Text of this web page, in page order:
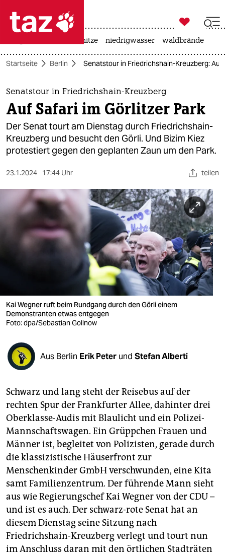
 taz zahl ich
taz zahl ich
themen
politik
öko
gesellschaft
sport
berlin
nord
verlag
verlag
shop
fragen & hilfe
unterstützen
abo
genossenschaft
epaper login

taz zahl ich
hitze niedrigwasser waldbrände
Startseite Berlin Senatstour in Friedrichshain-Kreuzberg: Auf
Senatstour in Friedrichshain-Kreuzberg
Auf Safari im Görlitzer Park
Der Senat tourt am Dienstag durch Friedrichshain-
Kreuzberg und besucht den Görli. Und Bizim Kiez
protestiert gegen den geplanten Zaun um den Park.
23.1.2024 17:44 Uhr teilen
​Kai Wegner ruft beim Rundgang durch den Görli einem
Demonstranten etwas entgegen
Foto: dpa/Sebastian Gollnow
Aus Berlin Erik Peter und Stefan Alberti
Schwarz und lang steht der Reisebus auf der
rechten Spur der Frankfurter Allee, dahinter drei
Oberklasse-Audis mit Blaulicht und ein Polizei-
Mannschaftswagen. Ein Grüppchen Frauen und
Männer ist, begleitet von Polizisten, gerade durch
die klassizistische Häuserfront zur
Menschenkinder GmbH verschwunden, eine Kita
samt Familienzentrum. Der führende Mann sieht
aus wie Regierungschef Kai Wegner von der CDU –
und ist es auch. Der schwarz-rote Senat hat an
diesem Dienstag seine Sitzung nach
Friedrichshain-Kreuzberg verlegt und tourt nun
im Anschluss daran mit den örtlichen Stadträten